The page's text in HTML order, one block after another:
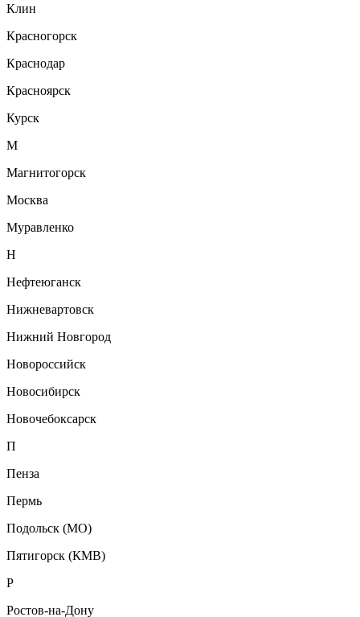
Клин
Красногорск
Краснодар
Красноярск
Курск
М
Магнитогорск
Москва
Муравленко
Н
Нефтеюганск
Нижневартовск
Нижний Новгород
Новороссийск
Новосибирск
Новочебоксарск
П
Пенза
Пермь
Подольск (МО)
Пятигорск (КМВ)
Р
Ростов-на-Дону